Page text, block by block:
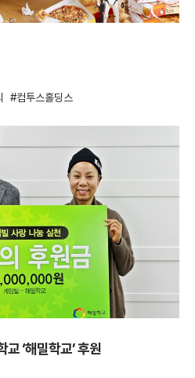
컴투스홀딩스
‘해밀학교’ 후원